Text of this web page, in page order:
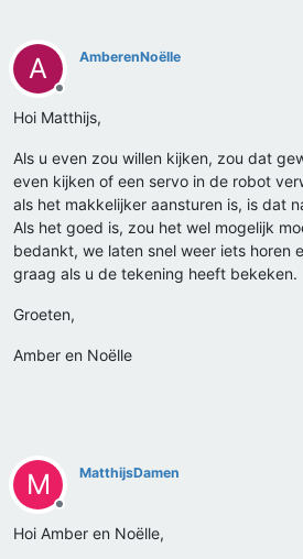
A
Offline
AmberenNoëlle
Hoi Matthijs,
Als u even zou willen kijken, zou dat
even kijken of een servo in de robot
als het makkelijker aansturen is, is dat
Als het goed is, zou het wel mogelijk
bedankt, we laten snel weer iets horen
graag als u de tekening heeft bekeken.
Groeten,
Amber en Noëlle
M
Offline
MatthijsDamen
Hoi Amber en Noëlle,